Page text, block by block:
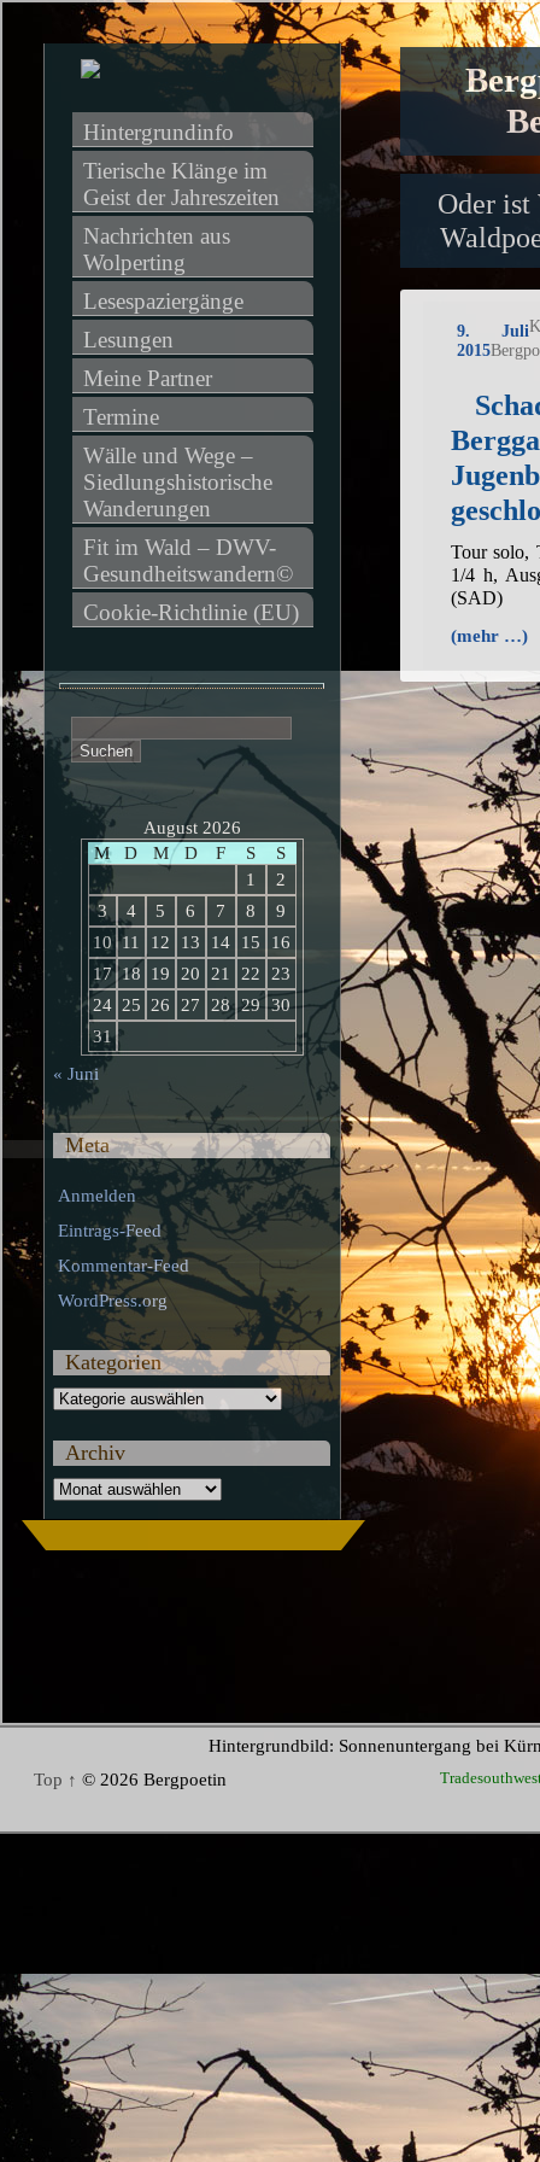
Oder ist
9. Juli
2015
Tour solo,
1/4 h,
(SAD)
(mehr …)
Hintergrundinfo
Tierische Klänge im
Geist der Jahreszeiten
Nachrichten aus
Wolperting
Lesespaziergänge
Lesungen
Meine Partner
Termine
Wälle und Wege –
Siedlungshistorische
Wanderungen
Fit im Wald – DWV-
Gesundheitswandern©
Cookie-Richtlinie (EU)
Suchen
nach:
August 2026
M
D M D F S
S
1
2
3
4 5 6 7 8
9
10 11 12 13 14 15
16
17 18 19 20 21 22
23
24 25 26 27 28 29 30
31
« Juni
Meta
Anmelden
Eintrags-Feed
Kommentar-Feed
WordPress.org
Kategorien
Kategorien
Archiv
Archiv
Hintergrundbild: Sonnenuntergang bei
Top ↑ © 2026 Bergpoetin